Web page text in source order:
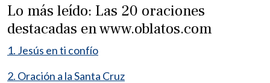
Lo más leído: Las 20 oraciones
destacadas en www.oblatos.com
1. Jesús en ti confío
2. Oración a la Santa Cruz